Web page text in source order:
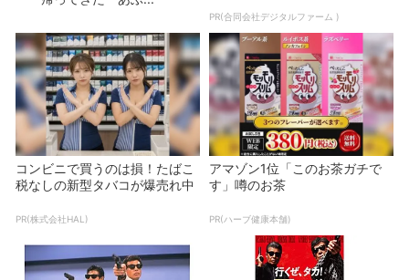
PR(合同会社デジタルファーム )
コンビニで買うのは損！たばこ
税なしの新型タバコが爆売れ中
PR(株式会社HAL)
アマゾン1位「このお茶ガチで
す」噂のお茶
PR(ハーブ健康本舗)